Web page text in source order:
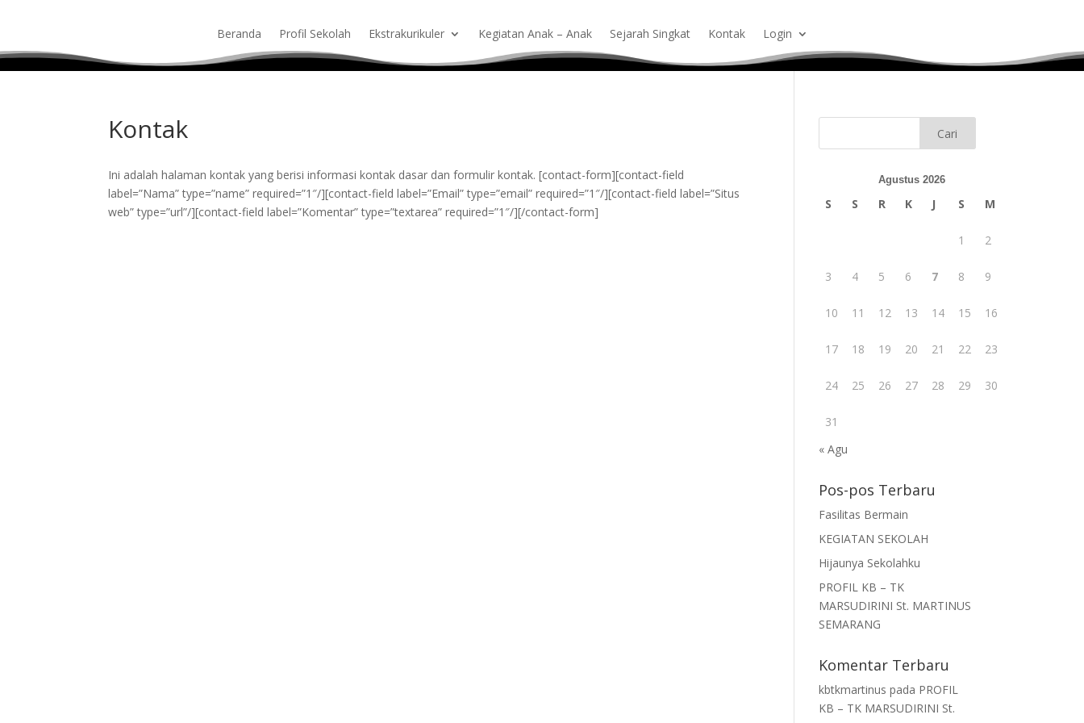
Beranda Profil Sekolah Ekstrakurikuler Kegiatan Anak – Anak Sejarah Singkat Kontak Login
Kontak
Ini adalah halaman kontak yang berisi informasi kontak dasar dan formulir kontak. [contact-form][contact-field
label=”Nama” type=”name” required=”1″/][contact-field label=”Email” type=”email” required=”1″/][contact-field label=”Situs
web” type=”url”/][contact-field label=”Komentar” type=”textarea” required=”1″/][/contact-form]
Agustus 2026
S S R K J S M
1 2
3 4 5 6 7 8 9
10 11 12 13 14 15 16
17 18 19 20 21 22 23
24 25 26 27 28 29 30
31
« Agu
Pos-pos Terbaru
Fasilitas Bermain
KEGIATAN SEKOLAH
Hijaunya Sekolahku
PROFIL KB – TK
MARSUDIRINI St. MARTINUS
SEMARANG
Komentar Terbaru
kbtkmartinus pada PROFIL
KB – TK MARSUDIRINI St.